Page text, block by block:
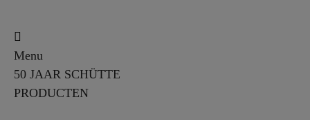
Menu
50 JAAR SCHÜTTE
PRODUCTEN